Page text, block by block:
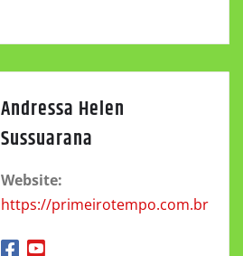
Andressa Helen
Sussuarana
Website:
https://primeirotempo.com.br